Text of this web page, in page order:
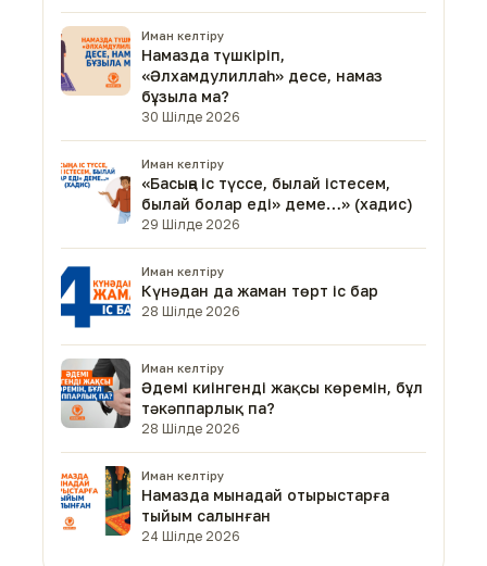
Иман келтіру
Намазда түшкіріп,
«Әлхамдулиллаһ» десе, намаз
бұзыла ма?
30 Шілде 2026
Иман келтіру
«Басыңа іс түссе, былай істесем,
былай болар еді» деме…» (хадис)
29 Шілде 2026
Иман келтіру
Күнәдан да жаман төрт іс бар
28 Шілде 2026
Иман келтіру
Әдемі киінгенді жақсы көремін, бұл
тәкәппарлық па?
28 Шілде 2026
Иман келтіру
Намазда мынадай отырыстарға
тыйым салынған
24 Шілде 2026